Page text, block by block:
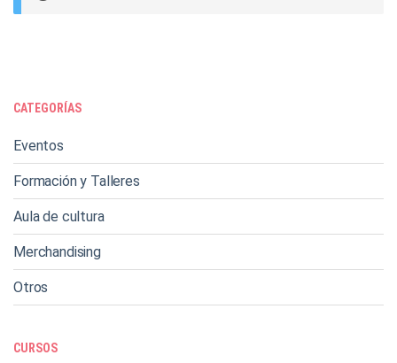
CATEGORÍAS
Eventos
Formación y Talleres
Aula de cultura
Merchandising
Otros
CURSOS